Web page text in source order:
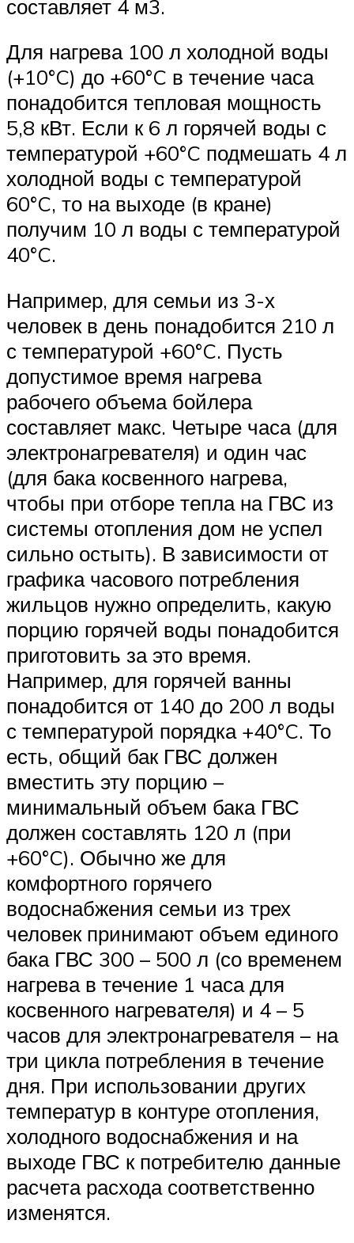
составляет 4 м3.
Для нагрева 100 л холодной воды
(+10°C) до +60°C в течение часа
понадобится тепловая мощность
5,8 кВт. Если к 6 л горячей воды с
температурой +60°C подмешать 4 л
холодной воды с температурой
60°C, то на выходе (в кране)
получим 10 л воды с температурой
40°C.
Например, для семьи из 3-х
человек в день понадобится 210 л
с температурой +60°C. Пусть
допустимое время нагрева
рабочего объема бойлера
составляет макс. Четыре часа (для
электронагревателя) и один час
(для бака косвенного нагрева,
чтобы при отборе тепла на ГВС из
системы отопления дом не успел
сильно остыть). В зависимости от
графика часового потребления
жильцов нужно определить, какую
порцию горячей воды понадобится
приготовить за это время.
Например, для горячей ванны
понадобится от 140 до 200 л воды
с температурой порядка +40°C. То
есть, общий бак ГВС должен
вместить эту порцию –
минимальный объем бака ГВС
должен составлять 120 л (при
+60°C). Обычно же для
комфортного горячего
водоснабжения семьи из трех
человек принимают объем единого
бака ГВС 300 – 500 л (со временем
нагрева в течение 1 часа для
косвенного нагревателя) и 4 – 5
часов для электронагревателя – на
три цикла потребления в течение
дня. При использовании других
температур в контуре отопления,
холодного водоснабжения и на
выходе ГВС к потребителю данные
расчета расхода соответственно
изменятся.